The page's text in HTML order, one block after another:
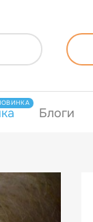
Блоги